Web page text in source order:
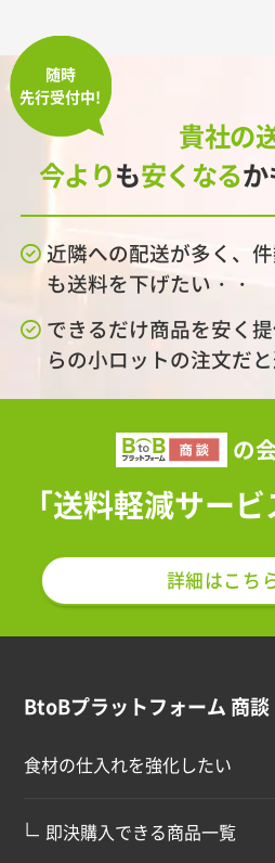
随時
先行受付中!
貴社の
今よりも安くなるか
近隣への配送が多く、
も送料を下げたい・・
できるだけ商品を安く
らの小ロットの注文だ
の
「送料軽減サービ
詳細はこち
BtoBプラットフォーム 商談
食材の仕入れを強化したい
∟ 即決購入できる商品一覧